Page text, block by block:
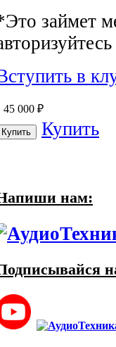
займет
в
45 000 ₽
Купить
нам: